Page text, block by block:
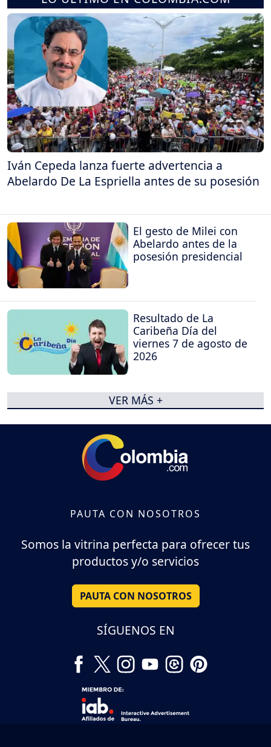
Iván Cepeda lanza fuerte advertencia a
Abelardo De La Espriella antes de su posesión
El gesto de Milei con
Abelardo antes de la
posesión presidencial
Resultado de La
Caribeña Día del
viernes 7 de agosto de
2026
VER MÁS +
PAUTA CON NOSOTROS
Somos la vitrina perfecta para ofrecer tus
productos y/o servicios
PAUTA CON NOSOTROS
SÍGUENOS EN